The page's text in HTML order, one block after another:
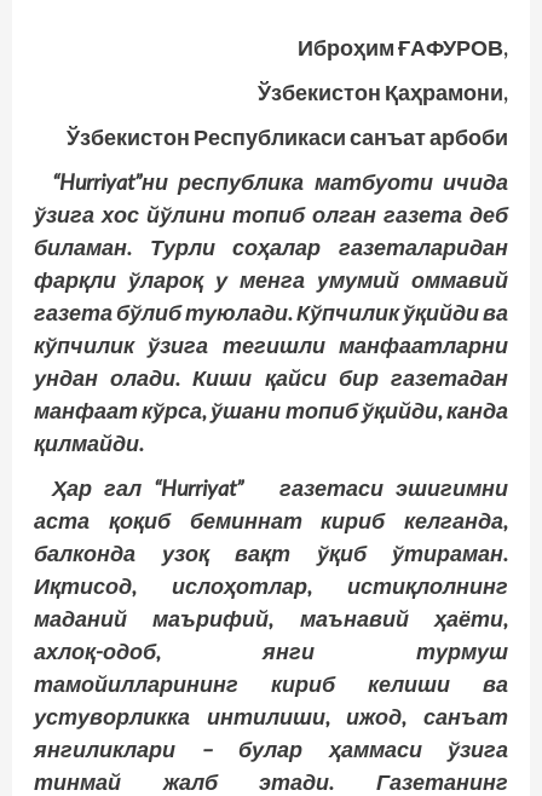
Иброҳим ҒАФУРОВ,
Ўзбекистон Қаҳрамони,
Ўзбекистон Республикаси санъат арбоби
“Hurriyat”ни республика матбуоти ичида
ўзига хос йўлини топиб олган газета деб
биламан. Турли соҳалар газеталаридан
фарқли ўлароқ у менга умумий оммавий
газета бўлиб туюлади. Кўпчилик ўқийди ва
кўпчилик ўзига тегишли манфаатларни
ундан олади. Киши қайси бир газетадан
манфаат кўрса, ўшани топиб ўқийди, канда
қилмайди.
Ҳар гал “Hurriyat” газетаси эшигимни
аста қоқиб беминнат кириб келганда,
балконда узоқ вақт ўқиб ўтираман.
Иқтисод, ислоҳотлар, истиқлолнинг
маданий маърифий, маънавий ҳаёти,
ахлоқ-одоб, янги турмуш
тамойилларининг кириб келиши ва
устуворликка интилиши, ижод, санъат
янгиликлари – булар ҳаммаси ўзига
тинмай жалб этади. Газетанинг